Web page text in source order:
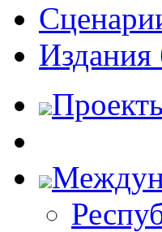
Издания